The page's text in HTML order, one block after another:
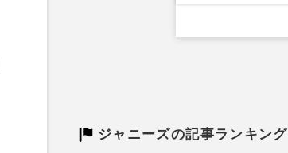
ジャニーズの記事ランキング